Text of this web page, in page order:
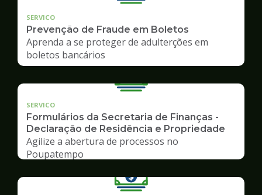
SERVICO
Prevenção de Fraude em Boletos
Aprenda a se proteger de adulterções em
boletos bancários
SERVICO
Formulários da Secretaria de Finanças -
Declaração de Residência e Propriedade
Agilize a abertura de processos no
Poupatempo